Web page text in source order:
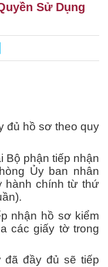
Sử Dụng
đủ hồ sơ theo quy
Bộ phận tiếp nhận
Ủy ban nhân
hành chính từ thứ
nhận hồ sơ kiểm
các giấy tờ trong
đầy đủ sẽ tiếp